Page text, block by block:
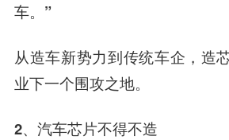
车。”
从造车新势力到传统车企，造
业下一个围攻之地。
2、 汽车芯片不得不造